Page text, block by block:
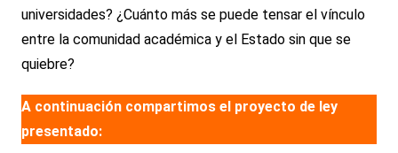
universidades? ¿Cuánto más se puede tensar el vínculo
entre la comunidad académica y el Estado sin que se
quiebre?
A continuación compartimos el proyecto de ley
presentado: